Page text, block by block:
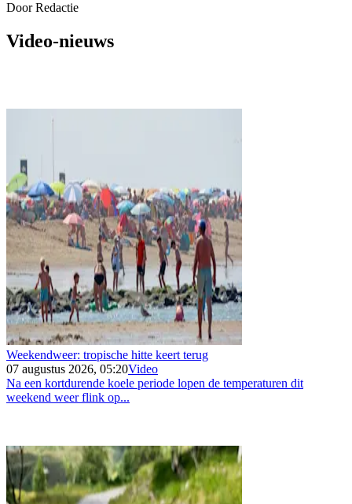
DoorRedactie
Video-nieuws
Weekendweer: tropische hitte keert terug
07 augustus 2026, 05:20Video
Na een kortdurende koele periode lopen de temperaturen dit
weekend weer flink op...